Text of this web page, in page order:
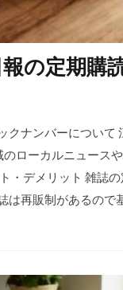
の定期購
ナンバーについて
ローカルニュース
・デメリット 雑誌
は再販制があるの